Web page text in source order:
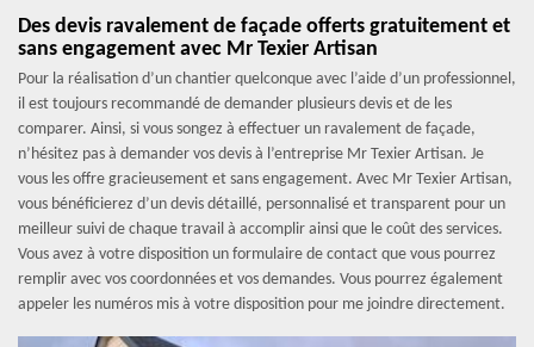
Des devis ravalement de façade offerts gratuitement et
sans engagement avec Mr Texier Artisan
Pour la réalisation d’un chantier quelconque avec l’aide d’un professionnel,
il est toujours recommandé de demander plusieurs devis et de les
comparer. Ainsi, si vous songez à effectuer un ravalement de façade,
n’hésitez pas à demander vos devis à l’entreprise Mr Texier Artisan. Je
vous les offre gracieusement et sans engagement. Avec Mr Texier Artisan,
vous bénéficierez d’un devis détaillé, personnalisé et transparent pour un
meilleur suivi de chaque travail à accomplir ainsi que le coût des services.
Vous avez à votre disposition un formulaire de contact que vous pourrez
remplir avec vos coordonnées et vos demandes. Vous pourrez également
appeler les numéros mis à votre disposition pour me joindre directement.